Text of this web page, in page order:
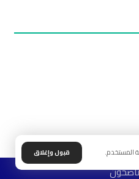
المستخدم. قبول وإغلاق